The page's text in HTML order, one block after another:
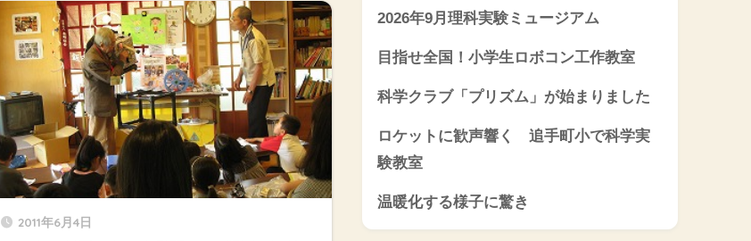
2011年6月4日
2026年9月理科実験ミュージアム
目指せ全国！小学生ロボコン工作教室
科学クラブ「プリズム」が始まりました
ロケットに歓声響く 追手町小で科学実
験教室
温暖化する様子に驚き